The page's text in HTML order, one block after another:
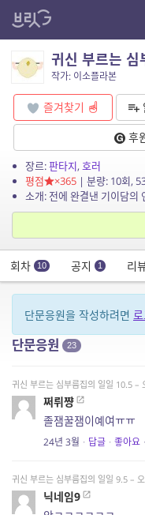
귀신 부르는
작가: 이소플라본
즐겨찾기
후
장르:판타지,호러
평점
×365| 분량: 10회,
회차 10 공지 1 리
단문응원을 작성하려면
단문응원 23
귀신 부르는 심부름집의 일일 10.5 –
쩌뤼쨩
졸잼꿀잼이예여ㅠㅠ
24년 3월 · 답글 · 좋아요 ·
귀신 부르는 심부름집의 일일 9.5 –
닉네임9